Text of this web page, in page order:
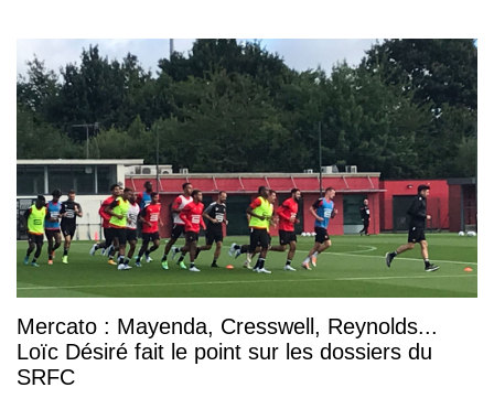
Mercato : Mayenda, Cresswell, Reynolds...
Loïc Désiré fait le point sur les dossiers du
SRFC